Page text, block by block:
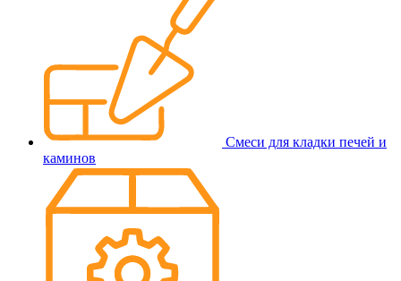
Смеси для кладки печей и
каминов